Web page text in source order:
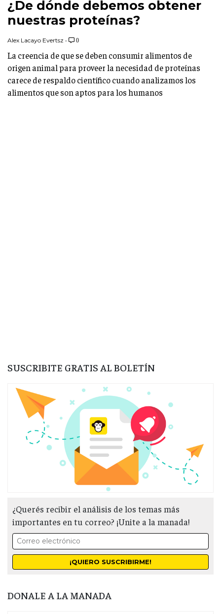
¿De dónde debemos obtener
nuestras proteínas?
Alex Lacayo Evertsz • 0
La creencia de que se deben consumir alimentos de
origen animal para proveer la necesidad de proteínas
carece de respaldo científico cuando analizamos los
alimentos que son aptos para los humanos
SUSCRIBITE GRATIS AL BOLETÍN
¿Querés recibir el análisis de los temas más
importantes en tu correo? ¡Unite a la manada!
DONALE A LA MANADA